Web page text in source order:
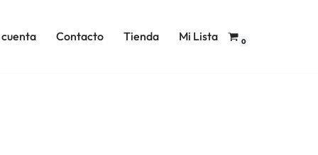
cuenta Contacto Tienda Mi Lista 0